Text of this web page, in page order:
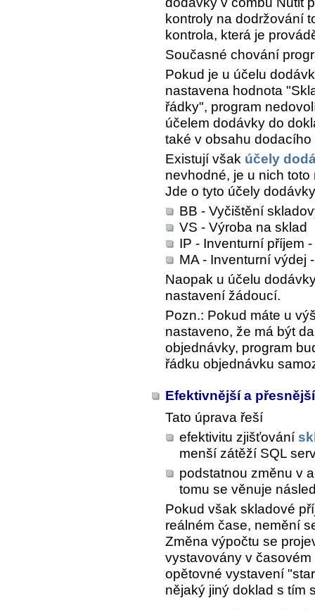
kontroly na dodržování
kontrola, která je
Současné chování
Pokud je u účelu
nastavena hodnota
řádky", program
účelem dodávky do
také v obsahu
Existují však účely
nevhodné, je u nich
Jde o tyto účely
BB - Vyčištění
VS - Výroba na sklad
IP - Inventurní příjem
MA - Inventurní výdej
Naopak u účelu
nastavení žádoucí.
Pozn.: Pokud máte u
nastaveno, že má být
objednávky, program
řádku objednávku
Efektivnější a
Tato úprava řeší
efektivitu zjišťování
menší zátěží SQL
podstatnou změnu v
tomu se věnuje
Pokud však skladové
reálném čase, nemění
Změna výpočtu se
vystavovány v
opětovné vystavení
nějaký jiný doklad s tím